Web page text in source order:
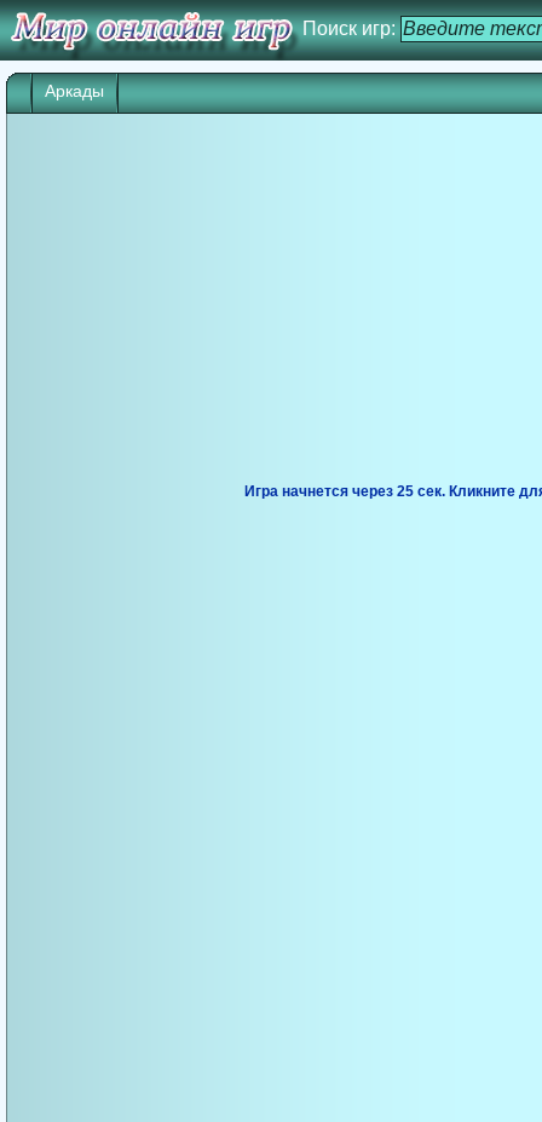
Поиск игр:
Аркады
Игра начнется через 25 сек. Кликните